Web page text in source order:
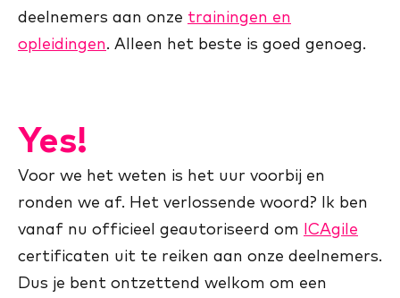
deelnemers aan onze trainingen en
opleidingen. Alleen het beste is goed genoeg.
Yes!
Voor we het weten is het uur voorbij en
ronden we af. Het verlossende woord? Ik ben
vanaf nu officieel geautoriseerd om ICAgile
certificaten uit te reiken aan onze deelnemers.
Dus je bent ontzettend welkom om een